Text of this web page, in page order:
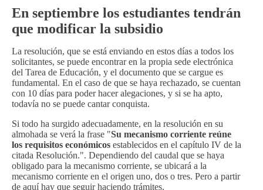
En septiembre los estudiantes tendrán
que modificar la subsidio
La resolución, que se está enviando en estos días a todos los
solicitantes, se puede encontrar en la propia sede electrónica
del Tarea de Educación, y el documento que se cargue es
fundamental. En el caso de que se haya rechazado, se cuentan
con 10 días para poder hacer alegaciones, y si se ha apto,
todavía no se puede cantar conquista.
Si todo ha surgido adecuadamente, en la resolución en su
almohada se verá la frase "Su mecanismo corriente reúne
los requisitos económicos establecidos en el capítulo IV de la
citada Resolución.". Dependiendo del caudal que se haya
obligado para la mecanismo corriente, se ubicará a la
mecanismo corriente en el origen uno, dos o tres. Pero a partir
de aquí hay que seguir haciendo trámites.